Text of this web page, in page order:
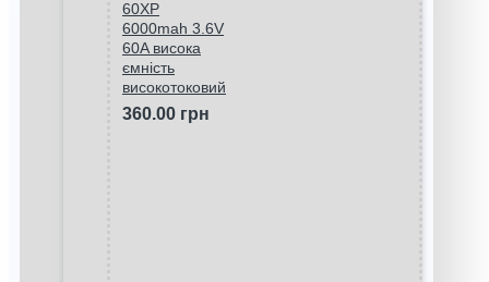
60XP
6000mah 3.6V
60A висока
ємність
високотоковий
360.00 грн